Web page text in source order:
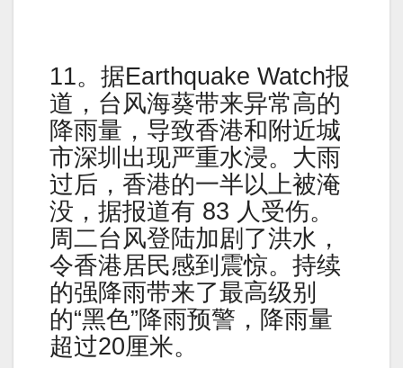
11。据Earthquake Watch报
道，台风海葵带来异常高的
降雨量，导致香港和附近城
市深圳出现严重水浸。大雨
过后，香港的一半以上被淹
没，据报道有 83 人受伤。
周二台风登陆加剧了洪水，
令香港居民感到震惊。持续
的强降雨带来了最高级别
的“黑色”降雨预警，降雨量
超过20厘米。